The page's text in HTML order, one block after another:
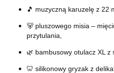
🎵 muzyczną karuzelę z 22
🐻 pluszowego misia –
przytulania,
🌿 bambusowy otulacz XL z
🦷 silikonowy gryzak z